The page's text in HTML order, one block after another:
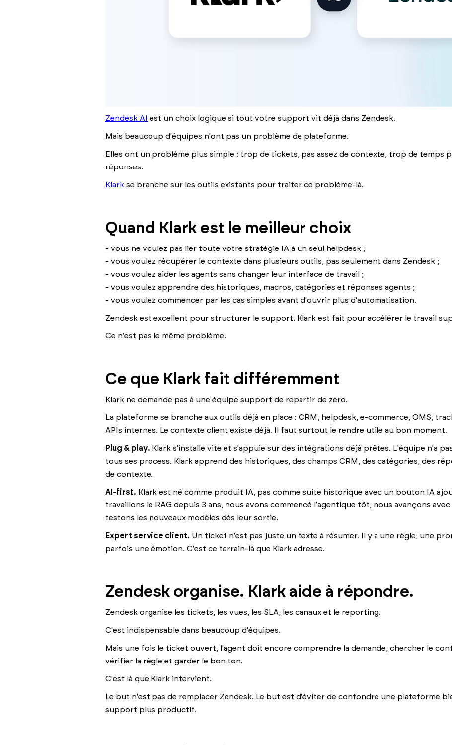
Zendesk AI est un choix logique si tout votre support vit déjà dans Zendesk.
Mais beaucoup d'équipes n'ont pas un problème de plateforme.
Elles ont un problème plus simple : trop de tickets, pas assez de contexte, trop de temps
réponses.
Klark se branche sur les outils existants pour traiter ce problème-là.
Quand Klark est le meilleur choix
- vous ne voulez pas lier toute votre stratégie IA à un seul helpdesk ;
- vous voulez récupérer le contexte dans plusieurs outils, pas seulement dans Zendesk ;
- vous voulez aider les agents sans changer leur interface de travail ;
- vous voulez apprendre des historiques, macros, catégories et réponses agents ;
- vous voulez commencer par les cas simples avant d'ouvrir plus d'automatisation.
Zendesk est excellent pour structurer le support. Klark est fait pour accélérer le travail
Ce n'est pas le même problème.
Ce que Klark fait différemment
Klark ne demande pas à une équipe support de repartir de zéro.
La plateforme se branche aux outils déjà en place : CRM, helpdesk, e-commerce, OMS,
APIs internes. Le contexte client existe déjà. Il faut surtout le rendre utile au bon moment.
Plug & play. Klark s'installe vite et s'appuie sur des intégrations déjà prêtes. L'équipe n'a
tous ses process. Klark apprend des historiques, des champs CRM, des catégories, des
de contexte.
AI-first. Klark est né comme produit IA, pas comme suite historique avec un bouton IA
travaillons le RAG depuis 3 ans, nous avons commencé l'agentique tôt, nous avançons
testons les nouveaux modèles dès leur sortie.
Expert service client. Un ticket n'est pas juste un texte à résumer. Il y a une règle, une
parfois une émotion. C'est ce terrain-là que Klark adresse.
Zendesk organise. Klark aide à répondre.
Zendesk organise les tickets, les vues, les SLA, les canaux et le reporting.
C'est indispensable dans beaucoup d'équipes.
Mais une fois le ticket ouvert, l'agent doit encore comprendre la demande, chercher le
vérifier la règle et garder le bon ton.
C'est là que Klark intervient.
Le but n'est pas de remplacer Zendesk. Le but est d'éviter de confondre une plateforme
support plus productif.